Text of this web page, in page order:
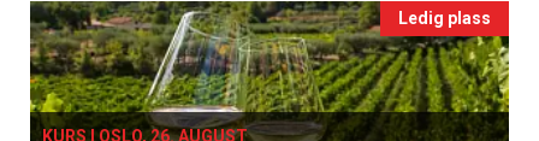
Events
single
Ledig plass
KURS I OSLO, 26. AUGUST